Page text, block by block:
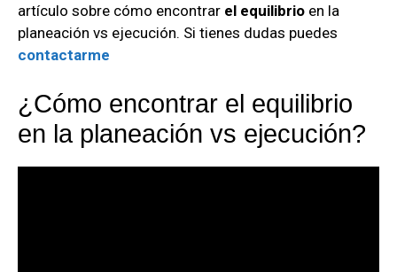
artículo sobre cómo encontrar el equilibrio en la
planeación vs ejecución. Si tienes dudas puedes
contactarme
¿Cómo encontrar el equilibrio
en la planeación vs ejecución?